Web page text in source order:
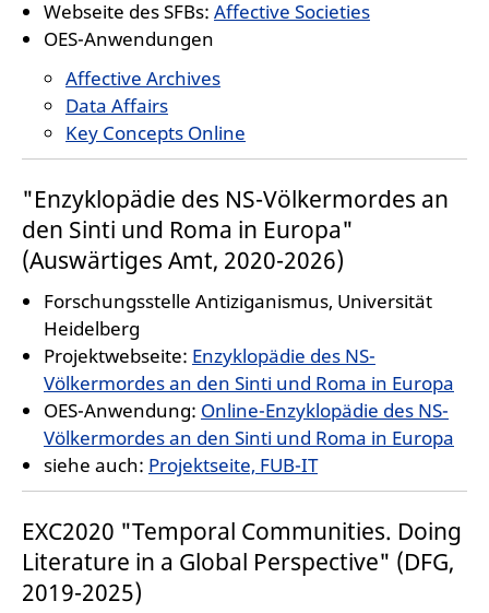
Webseite des SFBs: Affective Societies
OES-Anwendungen
Affective Archives
Data Affairs
Key Concepts Online
"Enzyklopädie des NS-Völkermordes an
den Sinti und Roma in Europa"
(Auswärtiges Amt, 2020-2026)
Forschungsstelle Antiziganismus, Universität
Heidelberg
Projektwebseite: Enzyklopädie des NS-
Völkermordes an den Sinti und Roma in Europa
OES-Anwendung: Online-Enzyklopädie des NS-
Völkermordes an den Sinti und Roma in Europa
siehe auch: Projektseite, FUB-IT
EXC2020 "Temporal Communities. Doing
Literature in a Global Perspective" (DFG,
2019-2025)